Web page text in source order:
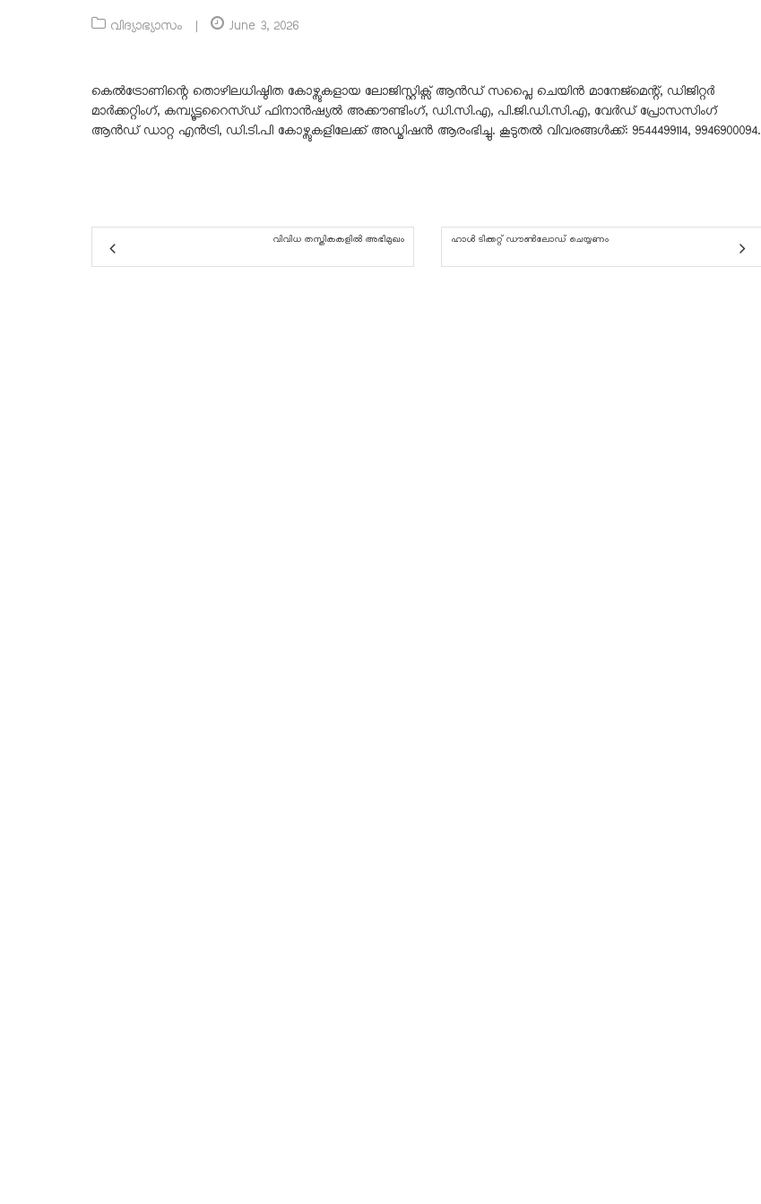
വിദ്യാഭ്യാസം June 3, 2026
കെൽട്രോണിന്റെ തൊഴിലധിഷ്ഠിത കോഴ്സുകളായ ലോജിസ്റ്റിക്സ് ആൻഡ് സപ്ലൈ ചെയിൻ മാനേജ്മെന്റ്, ഡിജിറ്റർ
മാർക്കറ്റിംഗ്, കമ്പ്യൂട്ടറൈസ്ഡ് ഫിനാൻഷ്യൽ അക്കൗണ്ടിംഗ്, ഡി.സി.എ, പി.ജി.ഡി.സി.എ, വേർഡ് പ്രോസസിംഗ്
ആൻഡ് ഡാറ്റ എൻട്രി, ഡി.ടി.പി കോഴ്സുകളിലേക്ക് അഡ്മിഷൻ ആരംഭിച്ചു. കൂടുതൽ വിവരങ്ങൾക്ക്: 9544499114, 9946900094.
വിവിധ തസ്തികകളിൽ അഭിമുഖം ഹാൾ ടിക്കറ്റ് ഡൗൺലോഡ് ചെയ്യണം